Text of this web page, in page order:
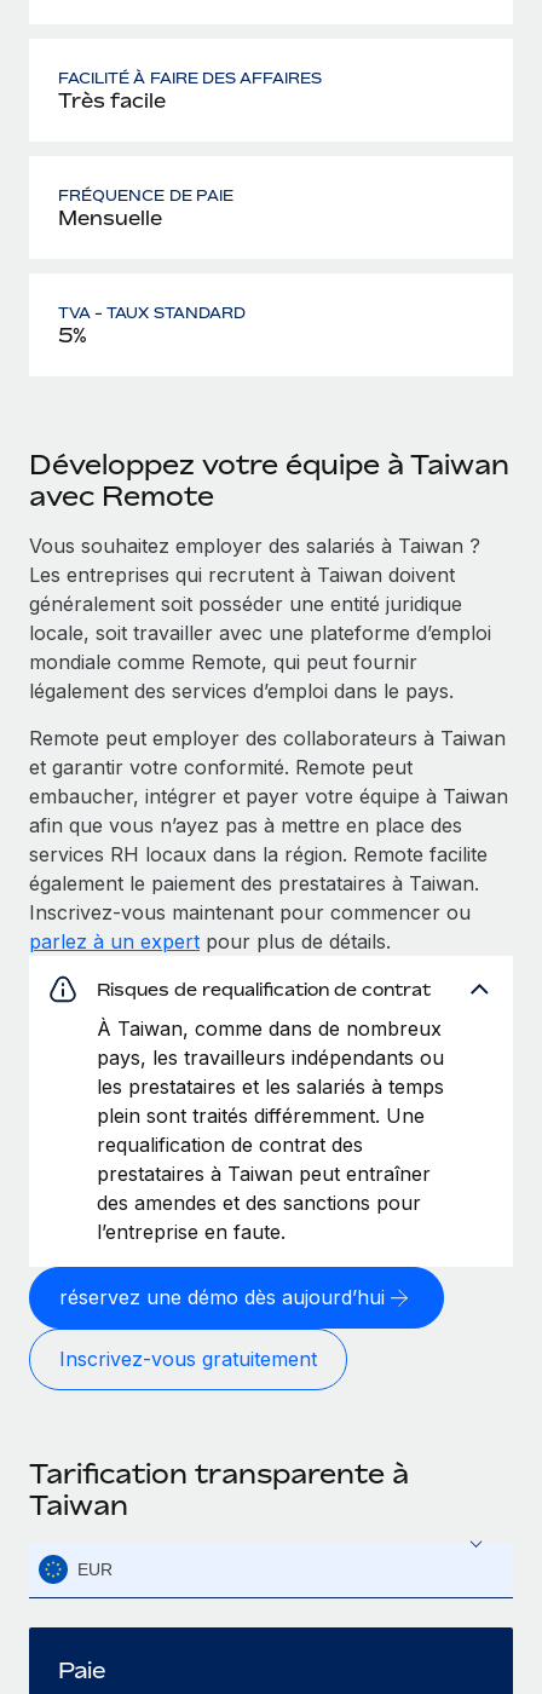
FACILITÉ À FAIRE DES AFFAIRES
Très facile
FRÉQUENCE DE PAIE
Mensuelle
TVA - TAUX STANDARD
5%
Développez votre équipe à Taiwan
avec Remote
Vous souhaitez employer des salariés à Taiwan ?
Les entreprises qui recrutent à Taiwan doivent
généralement soit posséder une entité juridique
locale, soit travailler avec une plateforme d’emploi
mondiale comme Remote, qui peut fournir
légalement des services d’emploi dans le pays.
Remote peut employer des collaborateurs à Taiwan
et garantir votre conformité. Remote peut
embaucher, intégrer et payer votre équipe à Taiwan
afin que vous n’ayez pas à mettre en place des
services RH locaux dans la région. Remote facilite
également le paiement des prestataires à Taiwan.
Inscrivez-vous maintenant pour commencer ou
parlez à un expert pour plus de détails.
Risques de requalification de contrat
À Taiwan, comme dans de nombreux
pays, les travailleurs indépendants ou
les prestataires et les salariés à temps
plein sont traités différemment. Une
requalification de contrat des
prestataires à Taiwan peut entraîner
des amendes et des sanctions pour
l’entreprise en faute.
réservez une démo dès aujourd’hui
Inscrivez-vous gratuitement
Tarification transparente à
Taiwan
EUR
Paie